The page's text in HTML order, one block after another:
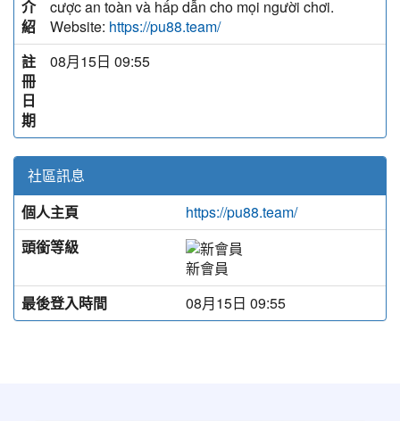
介
紹
cược an toàn và hấp dẫn cho mọi người chơi.
Website: https://pu88.team/
註
冊
日
期
08月15日 09:55
社區訊息
個人主頁
https://pu88.team/
頭銜等級
新會員
最後登入時間
08月15日 09:55